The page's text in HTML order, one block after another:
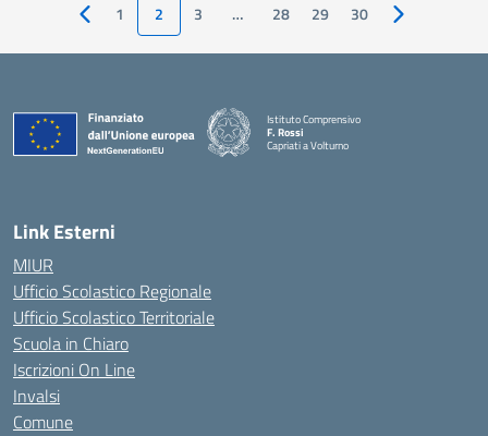
Pagina precedente
1 2 3 … 28 29 30 Pagina
Istituto Comprensivo
F. Rossi
Capriati a Volturno
— Visita la pagina iniziale della scuola
Link Esterni
MIUR
Ufficio Scolastico Regionale
Ufficio Scolastico Territoriale
Scuola in Chiaro
Iscrizioni On Line
Invalsi
Comune